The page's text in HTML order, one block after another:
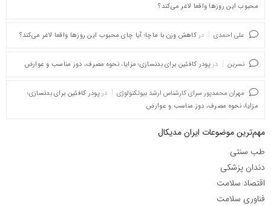
محبوب این روزها واقعا لاغر می‌کند؟
علی احمدی در کاهش وزن با ماچا؛ آیا چای محبوب این روزها واقعا لاغر می‌کند؟
نسرین در پودر کافئین برای بدنسازی؛ مزایا، نحوه مصرف، دوز مناسب و عوارض
مهران محمدپور سرای کارشناس ارشد بیوتکنولوژی در پودر کافئین برای بدنسازی؛
مزایا، نحوه مصرف، دوز مناسب و عوارض
مهم‌ترین موضوعات ایران مدیکال
طب سنتی
دندان پزشکی
اقتصاد سلامت
فناوری سلامت